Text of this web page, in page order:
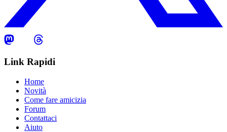
Link Rapidi
Home
Novità
Come fare amicizia
Forum
Contattaci
Aiuto